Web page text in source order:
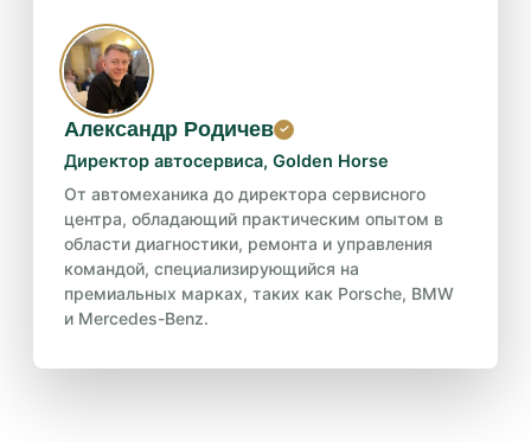
Александр Родичев
Директор автосервиса, Golden Horse
От автомеханика до директора сервисного
центра, обладающий практическим опытом в
области диагностики, ремонта и управления
командой, специализирующийся на
премиальных марках, таких как Porsche, BMW
и Mercedes-Benz.